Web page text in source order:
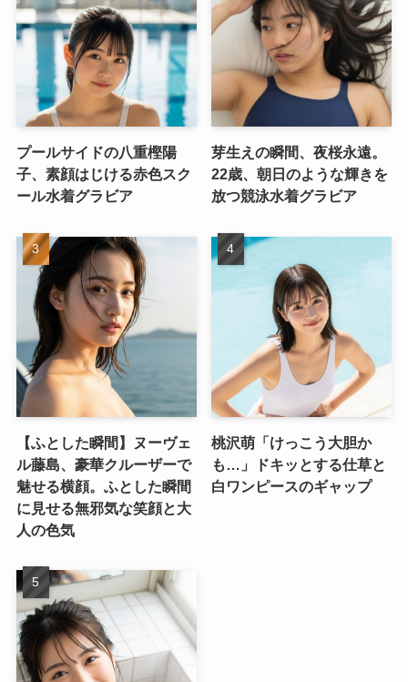
プールサイドの八重樫陽
子、素顔はじける赤色スク
ール水着グラビア
芽生えの瞬間、夜桜永遠。
22歳、朝日のような輝きを
放つ競泳水着グラビア
【ふとした瞬間】ヌーヴェ
ル藤島、豪華クルーザーで
魅せる横顔。ふとした瞬間
に見せる無邪気な笑顔と大
人の色気
桃沢萌「けっこう大胆か
も…」ドキッとする仕草と
白ワンピースのギャップ